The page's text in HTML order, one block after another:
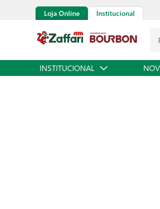
Loja Online Institucional
INSTITUCIONAL